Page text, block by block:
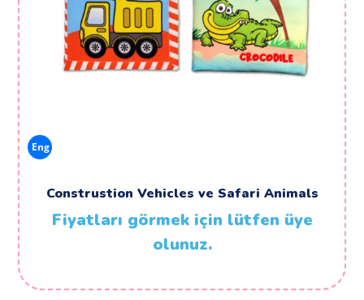
Eng
Construstion Vehicles ve Safari Animals
Fiyatları görmek için lütfen üye
olunuz.